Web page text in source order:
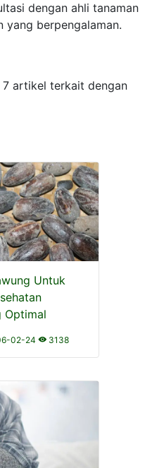
dengan ahli tanaman
yang berpengalaman.
artikel terkait dengan
Untuk
Optimal
02-24 3138